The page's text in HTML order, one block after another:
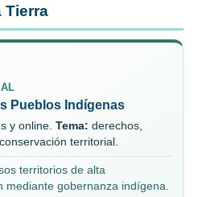
Tierra
Pueblos Indígenas
y online. Tema: derechos,
territorial.
territorios de alta
mediante gobernanza indígena.